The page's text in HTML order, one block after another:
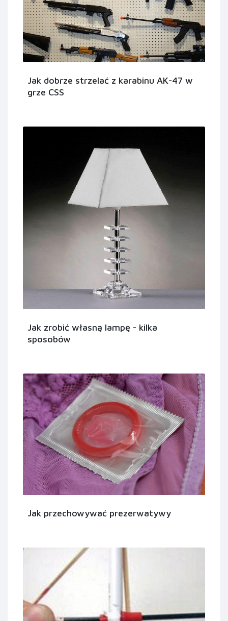
Jak dobrze strzelać z karabinu AK-47 w
grze CSS
Jak zrobić własną lampę - kilka
sposobów
Jak przechowywać prezerwatywy